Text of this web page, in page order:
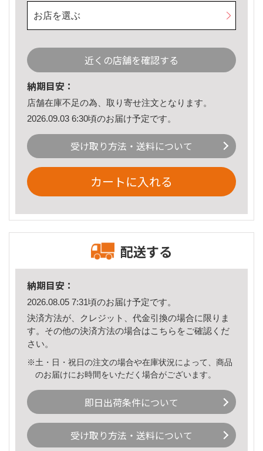
お店を選ぶ
近くの店舗を確認する
納期目安：
店舗在庫不足の為、取り寄せ注文となります。
2026.09.03 6:30頃のお届け予定です。
受け取り方法・送料について
カートに入れる
配送する
納期目安：
2026.08.05 7:31頃のお届け予定です。
決済方法が、クレジット、代金引換の場合に限りま
す。その他の決済方法の場合はこちら をご確認くだ
さい。
※土・日・祝日の注文の場合や在庫状況によって、商品
のお届けにお時間をいただく場合がございます。
即日出荷条件について
受け取り方法・送料について